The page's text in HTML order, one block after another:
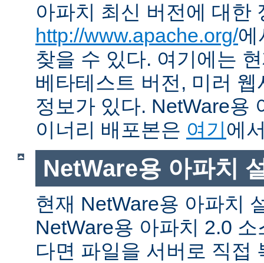
아파치 최신 버전에 대한
http://www.apache.org/에
찾을 수 있다. 여기에는
베타테스트 버전, 미러
정보가 있다. NetWare용
이너리 배포본은 여기에
NetWare용 아파치
현재 NetWare용 아파치
NetWare용 아파치 2.0
다면 파일을 서버로 직접